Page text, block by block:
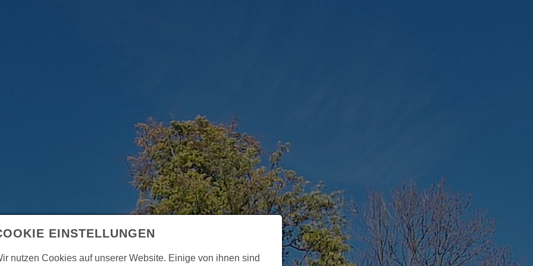
EINSTELLUNGEN
nutzen Cookies auf unserer Website. Einige von ihnen sind